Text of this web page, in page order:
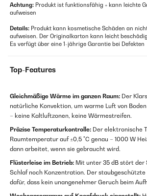
Achtung: Produkt ist funktionsfähig + kann leichte
aufweisen
Details: Produkt kann kosmetische Schäden an
aufweisen. Der Originalkarton kann leicht
Es verfügt über eine 1-jährige Garantie bei Defekten
Top-Features
Gleichmäßige Wärme im ganzen Raum: Der
natürliche Konvektion, um warme Luft von
– keine Kaltluftzonen, keine Wärmestreifen.
Präzise Temperaturkontrolle: Der elektronische
Raumtemperatur auf ±0,5 °C genau – 1000 W
dann arbeitet, wenn sie gebraucht wird.
Flüsterleise im Betrieb: Mit unter 35 dB stört der
Schlaf noch Konzentration. Der
dafür, dass kein unangenehmer Geruch beim